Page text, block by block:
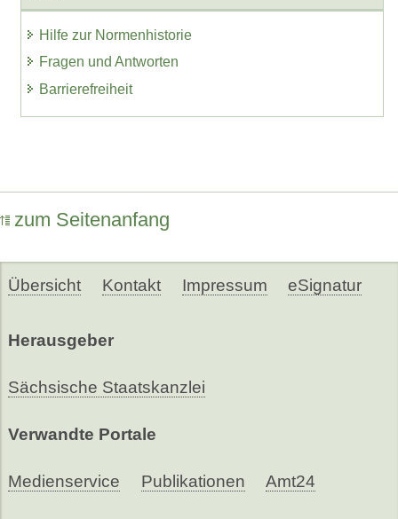
Hilfe zur Normenhistorie
Fragen und Antworten
Barrierefreiheit
zum Seitenanfang
Übersicht Kontakt Impressum eSignatur
Herausgeber
Sächsische Staatskanzlei
Verwandte Portale
Medienservice Publikationen Amt24